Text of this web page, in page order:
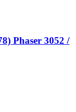
Phaser 3052 /